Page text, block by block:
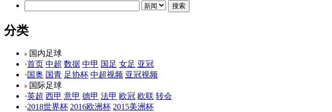
分类
国内足球
·首页 中超 数据 中甲 国足 女足 亚冠
·国奥 国青 足协杯 中超视频 亚冠视频
国际足球
·英超 西甲 意甲 德甲 法甲 欧冠 欧联 转会
·2018世界杯 2016欧洲杯 2015美洲杯